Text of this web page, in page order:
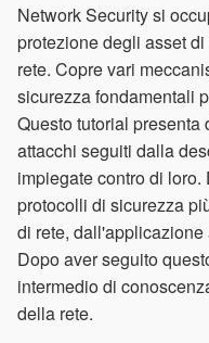
Network Security si
protezione degli asset
rete. Copre vari
sicurezza fondamentali
Questo tutorial
attacchi seguiti dalla
impiegate contro di
protocolli di sicurezza
di rete,
Dopo aver seguito
intermedio di
della rete.